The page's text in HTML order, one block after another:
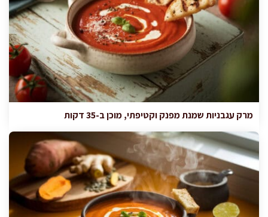
מרק עגבניות שמנת מפנק וקטיפתי, מוכן ב-35 דקות